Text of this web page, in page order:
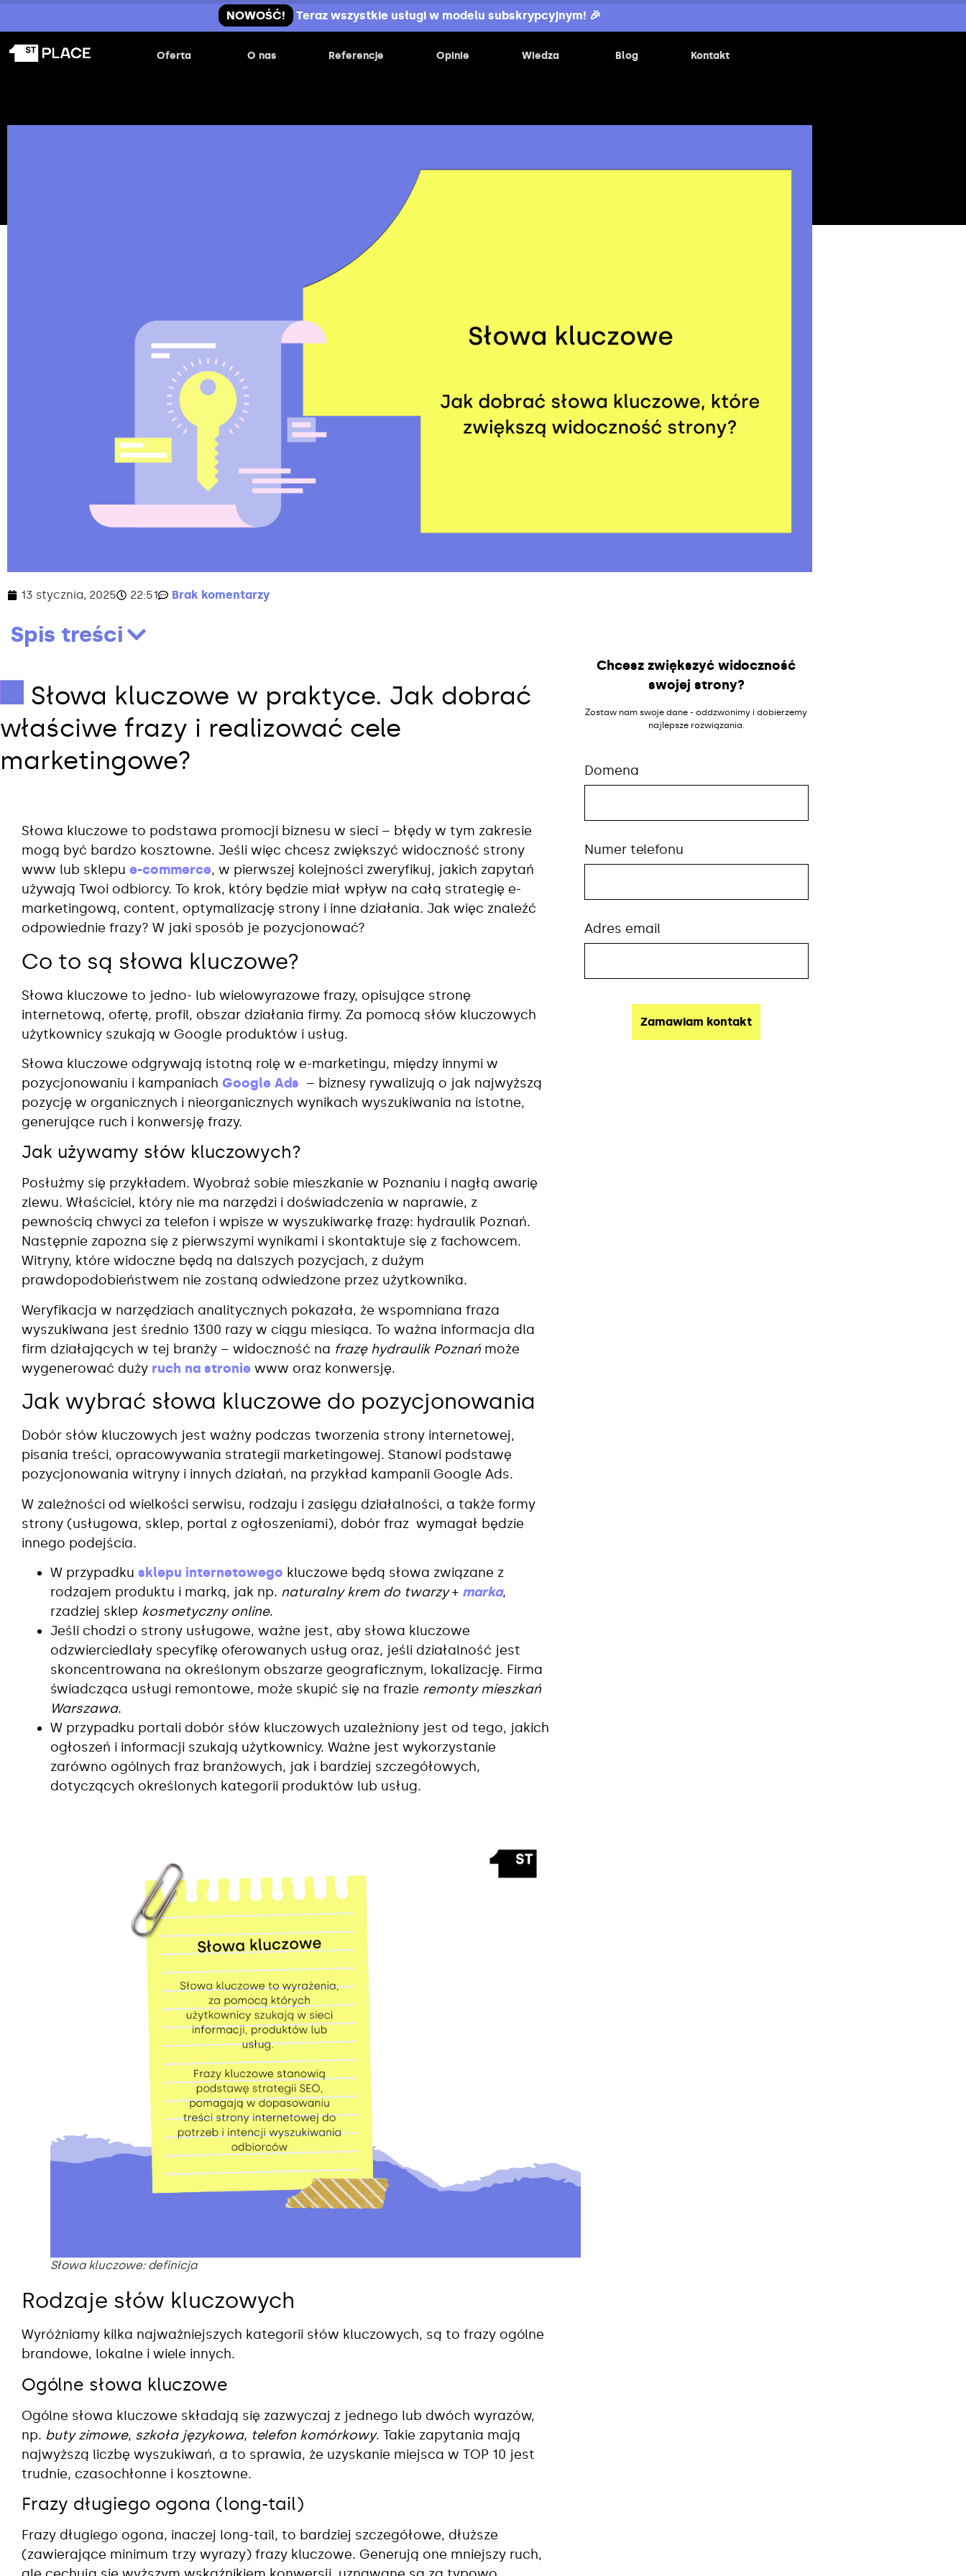
NOWOŚĆ! Teraz wszystkie usługi w modelu subskrypcyjnym! 🎉
Oferta O nas Referencje Opinie Wiedza Blog Kontakt
13 stycznia, 2025 22:51 Brak komentarzy
Spis treści
Słowa kluczowe w praktyce. Jak dobrać
właściwe frazy i realizować cele
marketingowe?
Słowa kluczowe to podstawa promocji biznesu w sieci – błędy w tym zakresie
mogą być bardzo kosztowne. Jeśli więc chcesz zwiększyć widoczność strony
www lub sklepu e-commerce, w pierwszej kolejności zweryfikuj, jakich zapytań
używają Twoi odbiorcy. To krok, który będzie miał wpływ na całą strategię e-
marketingową, content, optymalizację strony i inne działania. Jak więc znaleźć
odpowiednie frazy? W jaki sposób je pozycjonować?
Co to są słowa kluczowe?
Słowa kluczowe to jedno- lub wielowyrazowe frazy, opisujące stronę
internetową, ofertę, profil, obszar działania firmy. Za pomocą słów kluczowych
użytkownicy szukają w Google produktów i usług.
Słowa kluczowe odgrywają istotną rolę w e-marketingu, między innymi w
pozycjonowaniu i kampaniach Google Ads – biznesy rywalizują o jak najwyższą
pozycję w organicznych i nieorganicznych wynikach wyszukiwania na istotne,
generujące ruch i konwersję frazy.
Jak używamy słów kluczowych?
Posłużmy się przykładem. Wyobraź sobie mieszkanie w Poznaniu i nagłą awarię
zlewu. Właściciel, który nie ma narzędzi i doświadczenia w naprawie, z
pewnością chwyci za telefon i wpisze w wyszukiwarkę frazę: hydraulik Poznań.
Następnie zapozna się z pierwszymi wynikami i skontaktuje się z fachowcem.
Witryny, które widoczne będą na dalszych pozycjach, z dużym
prawdopodobieństwem nie zostaną odwiedzone przez użytkownika.
Weryfikacja w narzędziach analitycznych pokazała, że wspomniana fraza
wyszukiwana jest średnio 1300 razy w ciągu miesiąca. To ważna informacja dla
firm działających w tej branży – widoczność na frazę hydraulik Poznań może
wygenerować duży ruch na stronie www oraz konwersję.
Jak wybrać słowa kluczowe do pozycjonowania
Dobór słów kluczowych jest ważny podczas tworzenia strony internetowej,
pisania treści, opracowywania strategii marketingowej. Stanowi podstawę
pozycjonowania witryny i innych działań, na przykład kampanii Google Ads.
W zależności od wielkości serwisu, rodzaju i zasięgu działalności, a także formy
strony (usługowa, sklep, portal z ogłoszeniami), dobór fraz wymagał będzie
innego podejścia.
W przypadku sklepu internetowego kluczowe będą słowa związane z
rodzajem produktu i marką, jak np. naturalny krem do twarzy+ marka,
rzadziej sklep kosmetyczny online.
Jeśli chodzi o strony usługowe, ważne jest, aby słowa kluczowe
odzwierciedlały specyfikę oferowanych usług oraz, jeśli działalność jest
skoncentrowana na określonym obszarze geograficznym, lokalizację. Firma
świadcząca usługi remontowe, może skupić się na frazie remonty mieszkań
Warszawa.
W przypadku portali dobór słów kluczowych uzależniony jest od tego, jakich
ogłoszeń i informacji szukają użytkownicy. Ważne jest wykorzystanie
zarówno ogólnych fraz branżowych, jak i bardziej szczegółowych,
dotyczących określonych kategorii produktów lub usług.
Słowa kluczowe: definicja
Rodzaje słów kluczowych
Wyróżniamy kilka najważniejszych kategorii słów kluczowych, są to frazy ogólne
brandowe, lokalne i wiele innych.
Ogólne słowa kluczowe
Ogólne słowa kluczowe składają się zazwyczaj z jednego lub dwóch wyrazów,
np. buty zimowe, szkoła językowa, telefon komórkowy. Takie zapytania mają
najwyższą liczbę wyszukiwań, a to sprawia, że uzyskanie miejsca w TOP 10 jest
trudnie, czasochłonne i kosztowne.
Frazy długiego ogona (long-tail)
Frazy długiego ogona, inaczej long-tail, to bardziej szczegółowe, dłuższe
(zawierające minimum trzy wyrazy) frazy kluczowe. Generują one mniejszy ruch,
Chcesz zwiększyć widoczność
swojej strony?
Zostaw nam swoje dane - oddzwonimy i dobierzemy
najlepsze rozwiązania.
Domena
Numer telefonu
Adres email